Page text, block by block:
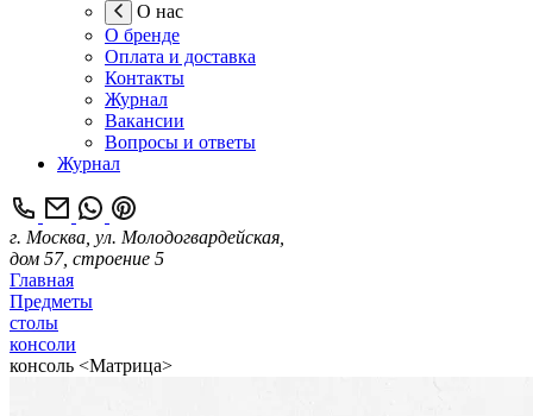
О нас
О бренде
Оплата и доставка
Контакты
Журнал
Вакансии
Вопросы и ответы
Журнал
г. Москва, ул. Молодогвардейская,
дом 57, строение 5
Главная
Предметы
столы
консоли
консоль <Матрица>